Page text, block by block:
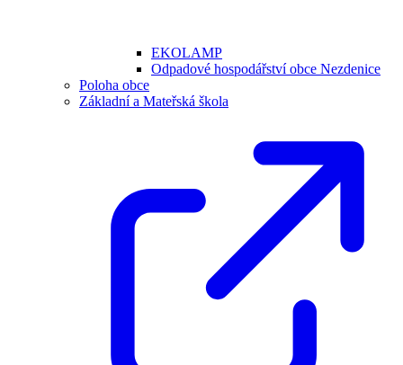
EKOLAMP
Odpadové hospodářství obce Nezdenice
Poloha obce
Základní a Mateřská škola